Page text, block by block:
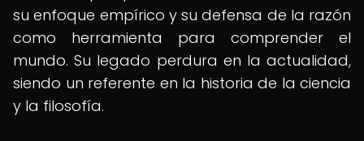
su enfoque empírico y su defensa de la razón
como herramienta para comprender el
mundo. Su legado perdura en la actualidad,
siendo un referente en la historia de la ciencia
y la filosofía.